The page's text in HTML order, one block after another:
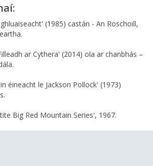
(1985) castán - An Roschoill,
ar Cythera' (2014) ola ar chanbhás –
éineacht le Jackson Pollock' (1973)
Big Red Mountain Series', 1967.